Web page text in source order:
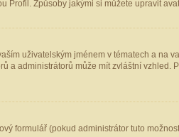
Profil. Způsoby jakými si můžete upravit
uživatelským jménem v tématech a
a administrátorů může mít zvláštní
formulář (pokud administrátor tuto